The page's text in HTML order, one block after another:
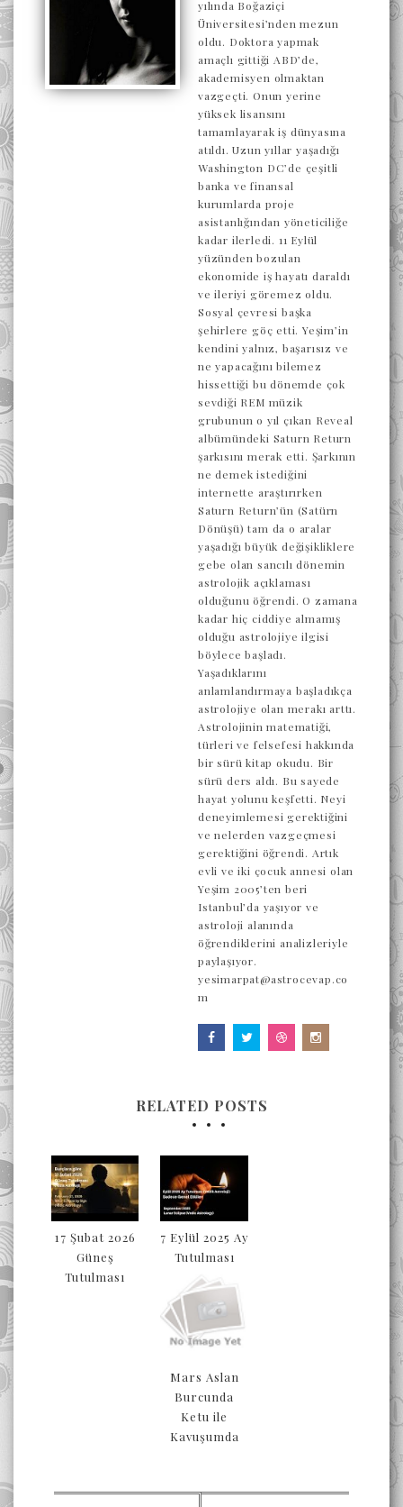
yılında Boğaziçi
Üniversitesi’nden mezun
oldu. Doktora yapmak
amaçlı gittiği ABD’de,
akademisyen olmaktan
vazgeçti. Onun yerine
yüksek lisansını
tamamlayarak iş dünyasına
atıldı. Uzun yıllar yaşadığı
Washington DC’de çeşitli
banka ve finansal
kurumlarda proje
asistanlığından yöneticiliğe
kadar ilerledi. 11 Eylül
yüzünden bozulan
ekonomide iş hayatı daraldı
ve ileriyi göremez oldu.
Sosyal çevresi başka
şehirlere göç etti. Yeşim’in
kendini yalnız, başarısız ve
ne yapacağını bilemez
hissettiği bu dönemde çok
sevdiği REM müzik
grubunun o yıl çıkan Reveal
albümündeki Saturn Return
şarkısını merak etti. Şarkının
ne demek istediğini
internette araştırırken
Saturn Return’ün (Satürn
Dönüşü) tam da o aralar
yaşadığı büyük değişikliklere
gebe olan sancılı dönemin
astrolojik açıklaması
olduğunu öğrendi. O zamana
kadar hiç ciddiye almamış
olduğu astrolojiye ilgisi
böylece başladı.
Yaşadıklarını
anlamlandırmaya başladıkça
astrolojiye olan merakı arttı.
Astrolojinin matematiği,
türleri ve felsefesi hakkında
bir sürü kitap okudu. Bir
sürü ders aldı. Bu sayede
hayat yolunu keşfetti. Neyi
deneyimlemesi gerektiğini
ve nelerden vazgeçmesi
gerektiğini öğrendi. Artık
evli ve iki çocuk annesi olan
Yeşim 2005’ten beri
Istanbul’da yaşıyor ve
astroloji alanında
öğrendiklerini analizleriyle
paylaşıyor.
yesimarpat@astrocevap.co
m
RELATED POSTS
17 Şubat 2026
Güneş
Tutulması
7 Eylül 2025 Ay
Tutulması
Mars Aslan
Burcunda
Ketu ile
Kavuşumda